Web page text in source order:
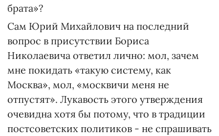
брата»?
Сам Юрий Михайлович на последний
вопрос в присутствии Бориса
Николаевича ответил лично: мол, зачем
мне покидать «такую систему, как
Москва», мол, «москвичи меня не
отпустят». Лукавость этого утверждения
очевидна хотя бы потому, что в традиции
постсоветских политиков - не спрашивать